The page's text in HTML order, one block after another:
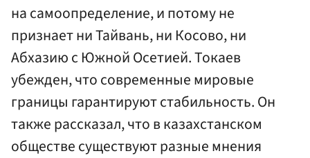
на самоопределение, и потому не
признает ни Тайвань, ни Косово, ни
Абхазию с Южной Осетией. Токаев
убежден, что современные мировые
границы гарантируют стабильность. Он
также рассказал, что в казахстанском
обществе существуют разные мнения